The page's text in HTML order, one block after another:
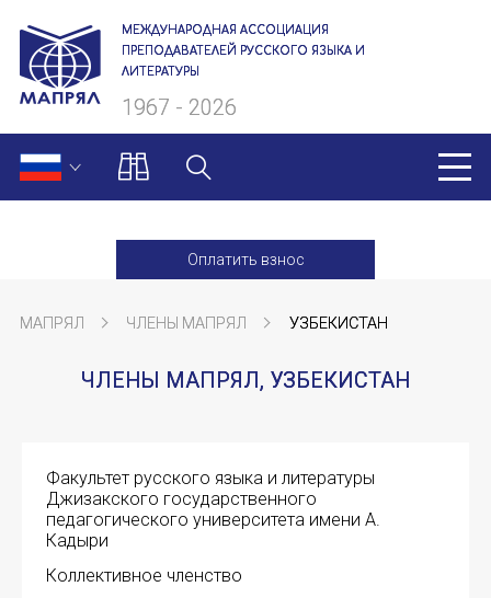
МЕЖДУНАРОДНАЯ АССОЦИАЦИЯ
ПРЕПОДАВАТЕЛЕЙ РУССКОГО ЯЗЫКА И
ЛИТЕРАТУРЫ
1967 - 2026
Оплатить взнос
О нас
Президиум
Ревизионная комиссия
Члены МАПРЯЛ
Устав МАПРЯЛ
Вступить в МАПРЯЛ
МАПРЯЛ ЧЛЕНЫ МАПРЯЛ УЗБЕКИСТАН
ЧЛЕНЫ МАПРЯЛ, УЗБЕКИСТАН
Факультет русского языка и литературы
Джизакского государственного
педагогического университета имени А.
Кадыри
Коллективное членство